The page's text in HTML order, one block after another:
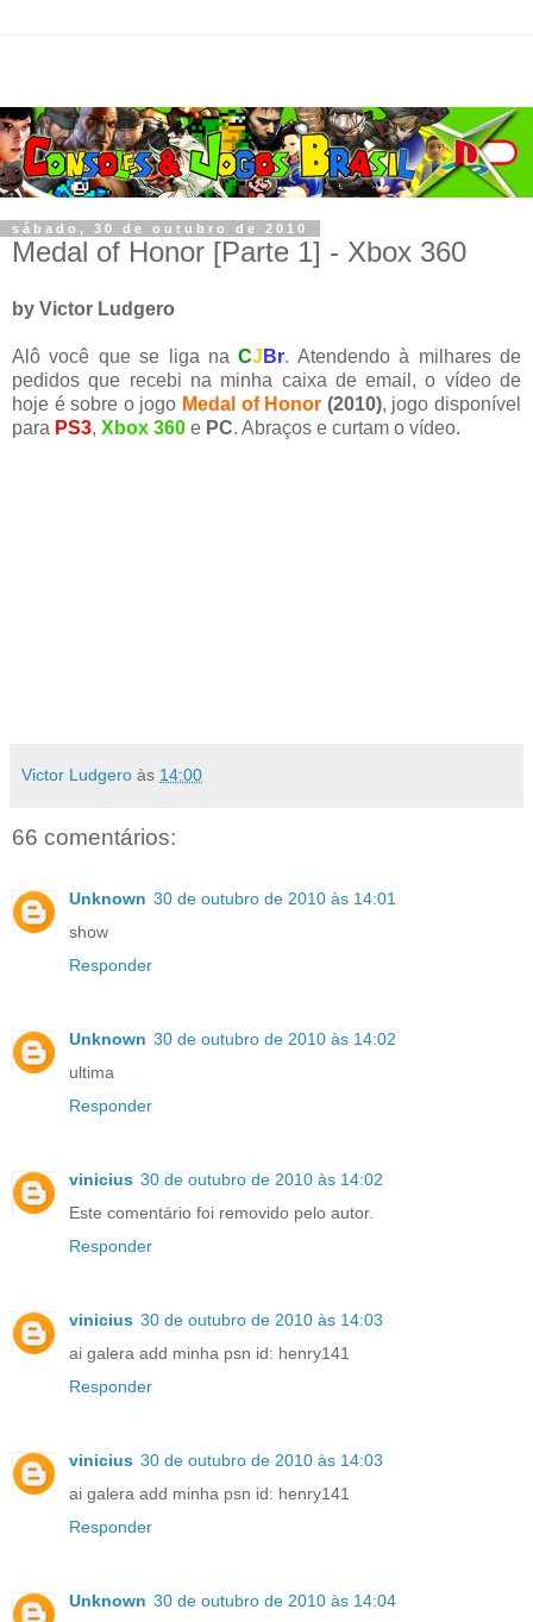
sábado, 30 de outubro de 2010
Medal of Honor [Parte 1] - Xbox 360
by Victor Ludgero
Alô você que se liga naCJ Br. Atendendo à milhares de
pedidos que recebi na minha caixa de email, o vídeo de
hoje é sobre o jogo Medal of Honor (2010), jogo disponível
para PS3, Xbox 360 e PC. Abraços e curtam o vídeo.
Victor Ludgero às 14:00
66 comentários:
Unknown 30 de outubro de 2010 às 14:01
show
Responder
Unknown 30 de outubro de 2010 às 14:02
ultima
Responder
vinicius 30 de outubro de 2010 às 14:02
Este comentário foi removido pelo autor.
Responder
vinicius 30 de outubro de 2010 às 14:03
ai galera add minha psn id: henry141
Responder
vinicius 30 de outubro de 2010 às 14:03
ai galera add minha psn id: henry141
Responder
Unknown 30 de outubro de 2010 às 14:04